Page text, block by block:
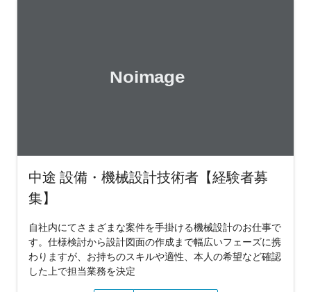
中途 設備・機械設計技術者【経験者募
集】
自社内にてさまざまな案件を手掛ける機械設計のお仕事で
す。仕様検討から設計図面の作成まで幅広いフェーズに携
わりますが、お持ちのスキルや適性、本人の希望など確認
した上で担当業務を決定